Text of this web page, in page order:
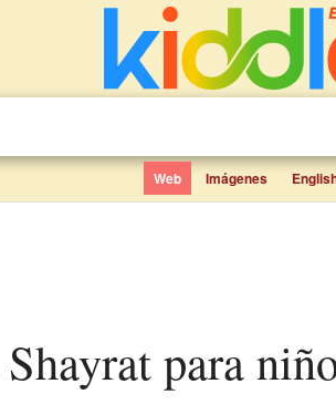
Web Imágenes
Shayrat para